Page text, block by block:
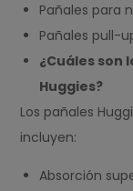
Pañales para
Pañales pull-
¿Cuáles son
Huggies?
Los pañales
incluyen:
Absorción